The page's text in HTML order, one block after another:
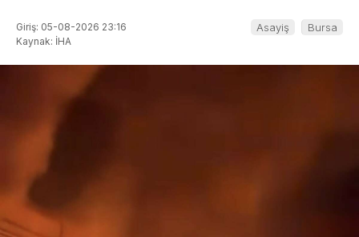
Giriş: 05-08-2026 23:16
Kaynak: İHA
Asayiş Bursa